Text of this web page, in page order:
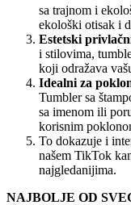
sa trajnom i
ekološki otisak i
Estetski
i stilovima,
koji odražava
Idealni za
Tumbler sa
sa imenom ili
korisnim
To dokazuje i
našem TikTok
najgledanijima.
NAJBOLJE OD